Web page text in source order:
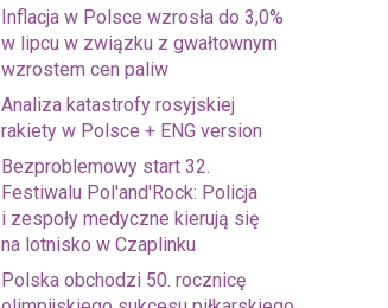
Inflacja w Polsce wzrosła do 3,0%
w lipcu w związku z gwałtownym
wzrostem cen paliw
Analiza katastrofy rosyjskiej
rakiety w Polsce + ENG version
Bezproblemowy start 32.
Festiwalu Pol'and'Rock: Policja
i zespoły medyczne kierują się
na lotnisko w Czaplinku
Polska obchodzi 50. rocznicę